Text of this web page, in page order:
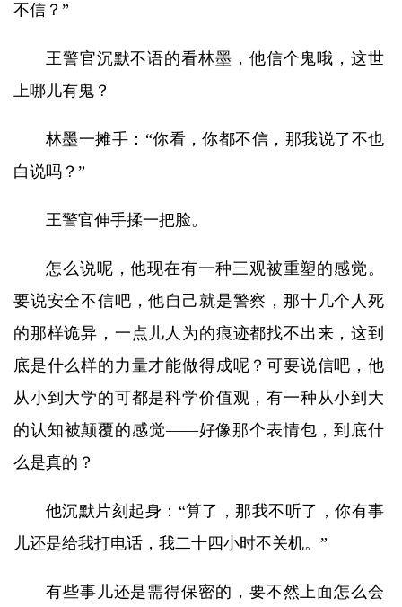
不信？”
王警官沉默不语的看林墨，他信个鬼哦，这世
上哪儿有鬼？
林墨一摊手：“你看，你都不信，那我说了不也
白说吗？”
王警官伸手揉一把脸。
怎么说呢，他现在有一种三观被重塑的感觉。
要说安全不信吧，他自己就是警察，那十几个人死
的那样诡异，一点儿人为的痕迹都找不出来，这到
底是什么样的力量才能做得成呢？可要说信吧，他
从小到大学的可都是科学价值观，有一种从小到大
的认知被颠覆的感觉——好像那个表情包，到底什
么是真的？
他沉默片刻起身：“算了，那我不听了，你有事
儿还是给我打电话，我二十四小时不关机。”
有些事儿还是需得保密的，要不然上面怎么会